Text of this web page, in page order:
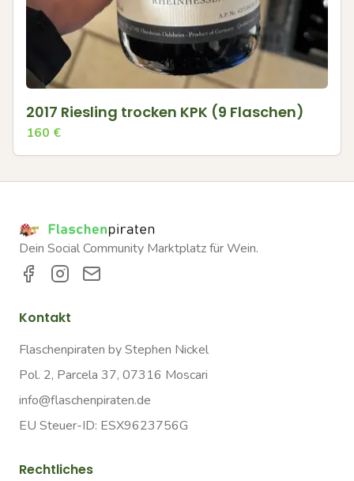
2017 Riesling trocken KPK (9 Flaschen)
160 €
Dein Social Community Marktplatz für Wein.
Kontakt
Flaschenpiraten by Stephen Nickel
Pol. 2, Parcela 37, 07316 Moscari
info@flaschenpiraten.de
EU Steuer-ID: ESX9623756G
Rechtliches